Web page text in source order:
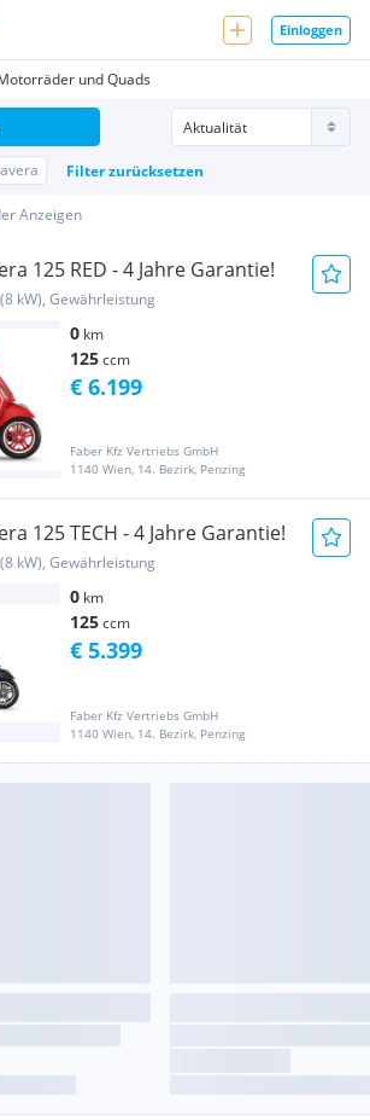
Einloggen
und Quads
Filter zurücksetzen
Anzeigen
125 RED - 4 Jahre Garantie!
kW), Gewährleistung
0 km
125ccm
Faber Kfz Vertriebs GmbH
1140 Wien, 14. Bezirk, Penzing
€ 6.199
125 TECH - 4 Jahre Garantie!
kW), Gewährleistung
0 km
125ccm
Faber Kfz Vertriebs GmbH
1140 Wien, 14. Bezirk, Penzing
€ 5.399